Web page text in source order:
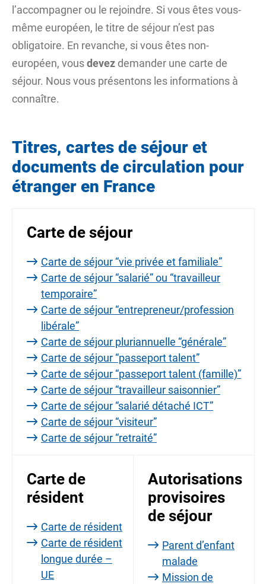
l’accompagner ou le rejoindre. Si vous êtes vous-
même européen, le titre de séjour n’est pas
obligatoire. En revanche, si vous êtes non-
européen, vousdevez demander une carte de
séjour. Nous vous présentons les informations à
connaître.
Titres, cartes de séjour et
documents de circulation pour
étranger en France
Carte de séjour
Carte de séjour “vie privée et familiale”
Carte de séjour “salarié” ou “travailleur
temporaire”
Carte de séjour “entrepreneur/profession
libérale”
Carte de séjour pluriannuelle “générale”
Carte de séjour “passeport talent”
Carte de séjour “passeport talent (famille)”
Carte de séjour “travailleur saisonnier”
Carte de séjour “salarié détaché ICT”
Carte de séjour “visiteur”
Carte de séjour “retraité”
Carte de
résident
Carte de résident
Carte de résident
longue durée –
UE
Autorisations
provisoires
de séjour
Parent d’enfant
malade
Mission de